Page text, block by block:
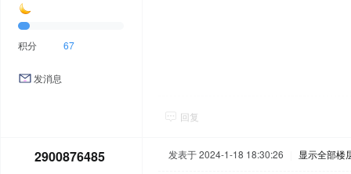
积分 67
发消息
回复
2900876485 发表于 2024-1-18 18:30:26 显示全部楼